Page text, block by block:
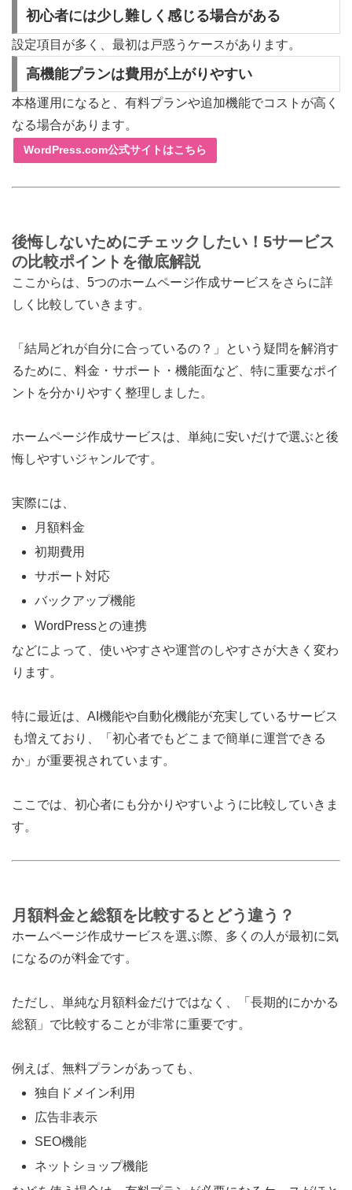
初心者には少し難しく感じる場合がある
設定項目が多く、最初は戸惑うケースがあります。
高機能プランは費用が上がりやすい
本格運用になると、有料プランや追加機能でコストが高く
なる場合があります。
WordPress.com公式サイトはこちら
後悔しないためにチェックしたい！5サービス
の比較ポイントを徹底解説
ここからは、5つのホームページ作成サービスをさらに詳
しく比較していきます。
「結局どれが自分に合っているの？」という疑問を解消す
るために、料金・サポート・機能面など、特に重要なポイ
ントを分かりやすく整理しました。
ホームページ作成サービスは、単純に安いだけで選ぶと後
悔しやすいジャンルです。
実際には、
月額料金
初期費用
サポート対応
バックアップ機能
WordPressとの連携
などによって、使いやすさや運営のしやすさが大きく変わ
ります。
特に最近は、AI機能や自動化機能が充実しているサービス
も増えており、「初心者でもどこまで簡単に運営できる
か」が重要視されています。
ここでは、初心者にも分かりやすいように比較していきま
す。
月額料金と総額を比較するとどう違う？
ホームページ作成サービスを選ぶ際、多くの人が最初に気
になるのが料金です。
ただし、単純な月額料金だけではなく、「長期的にかかる
総額」で比較することが非常に重要です。
例えば、無料プランがあっても、
独自ドメイン利用
広告非表示
SEO機能
ネットショップ機能